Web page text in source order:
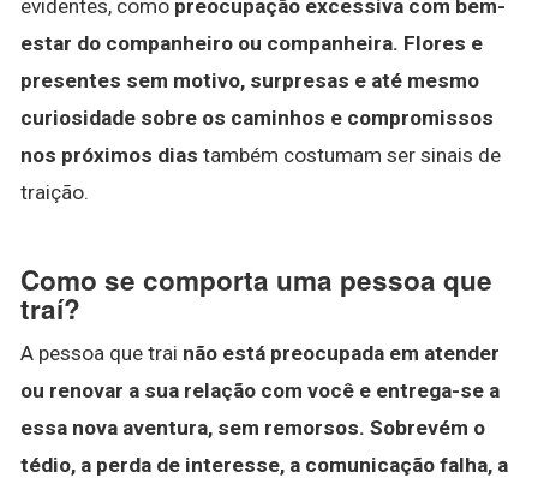
evidentes, como preocupação excessiva com bem-
estar do companheiro ou companheira. Flores e
presentes sem motivo, surpresas e até mesmo
curiosidade sobre os caminhos e compromissos
nos próximos dias também costumam ser sinais de
traição.
Como se comporta uma pessoa que
traí?
A pessoa que trai não está preocupada em atender
ou renovar a sua relação com você e entrega-se a
essa nova aventura, sem remorsos. Sobrevém o
tédio, a perda de interesse, a comunicação falha, a